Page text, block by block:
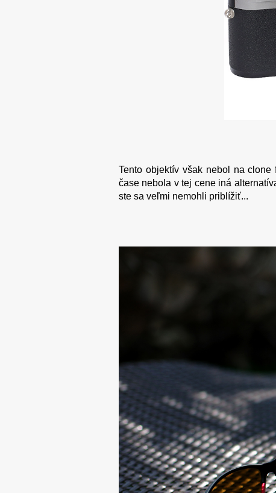
Tento objektív však nebol na
čase nebola v tej cene iná
ste sa veľmi nemohli priblížiť...